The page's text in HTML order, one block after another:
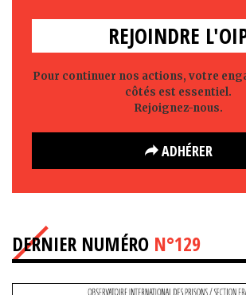
REJOINDRE
Pour continuer nos actions, votre
côtés est essentiel.
Rejoignez-nous.
ADHÉRER
DERNIER NUMÉRO N°129